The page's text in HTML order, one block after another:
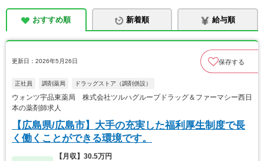
おすすめ順 新着順 給与順
更新日：2026年5月26日 保存する
正社員 調剤薬局 ドラッグストア（調剤併設）
ウォンツ宇品東薬局 株式会社ツルハグループドラッグ＆ファーマシー西日
本の薬剤師求人
【広島県/広島市】大手の充実した福利厚生制度で長
く働くことができる環境です。
【月収】30.5万円